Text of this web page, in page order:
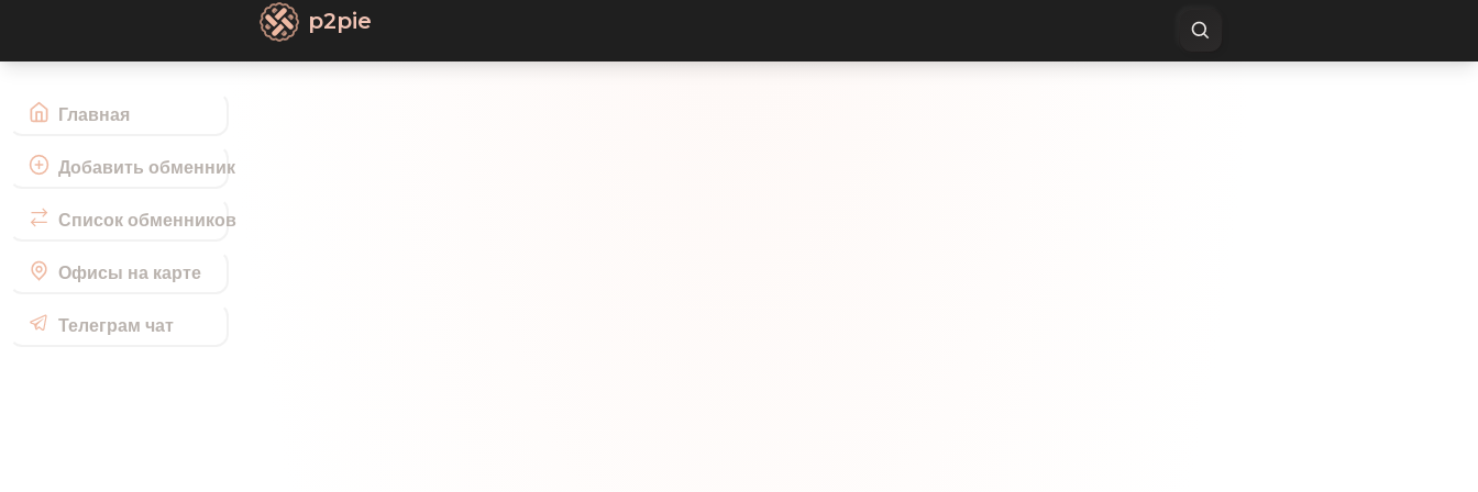
Главная
Добавить обменник
Список обменников
Офисы на карте
Телеграм чат
p2pie